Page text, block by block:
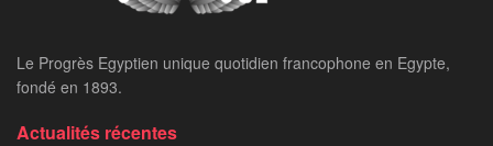
Le Progrès Egyptien unique quotidien francophone en Egypte,
fondé en 1893.
Actualités récentes